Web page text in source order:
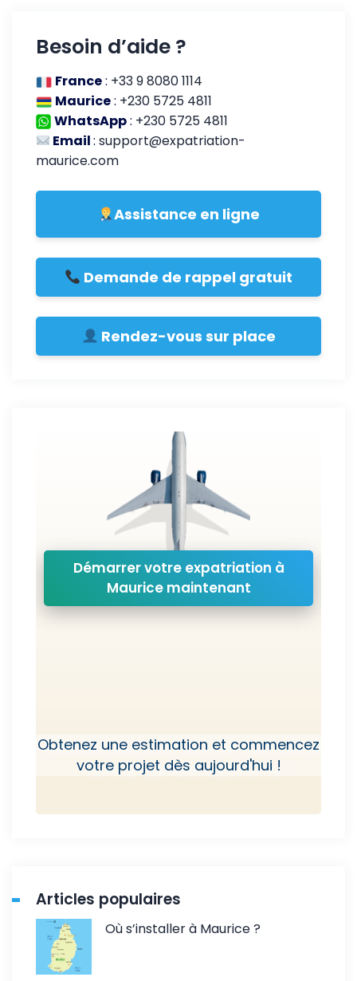
Besoin d’aide ?
France: +33 9 8080 1114
Maurice: +230 5725 4811
WhatsApp: +230 5725 4811
Email:support@expatriation-
maurice.com
Assistance en ligne
Demande de rappel gratuit
Rendez-vous sur place
Démarrer votre expatriation à
Maurice maintenant
Obtenez une estimation et commencez
votre projet dès aujourd'hui !
Articles populaires
Où s’installer à Maurice ?